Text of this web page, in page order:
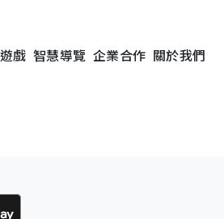
戲 智慧導覽 企業合作 關於我們